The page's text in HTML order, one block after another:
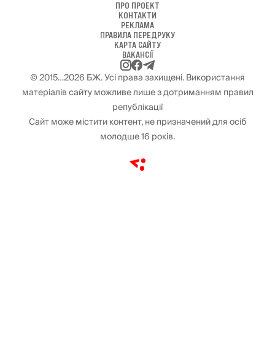
ПРО ПРОЕКТ
КОНТАКТИ
РЕКЛАМА
ПРАВИЛА ПЕРЕДРУКУ
КАРТА САЙТУ
ВАКАНСІЇ
© 2015…2026 БЖ. Усі права захищені. Використання
матеріалів сайту можливе лише з дотриманням правил
републікації
Сайт може містити контент, не призначений для осіб
молодше 16 років.